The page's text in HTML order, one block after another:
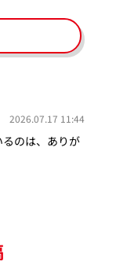
2026.07.17 11:44
のは、ありが